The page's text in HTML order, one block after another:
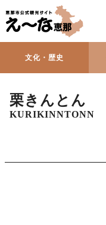
文化・歴史
栗きんとん
KURIKINNTONN